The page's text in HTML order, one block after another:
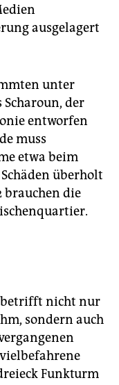
ausgelagert
unter
der
entworfen
muss
etwa beim
überholt
brauchen die
betrifft nicht nur
sondern auch
Funkturm